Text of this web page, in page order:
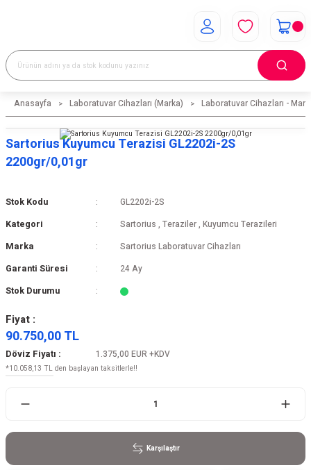
Anasayfa Laboratuvar Cihazları (Marka) Laboratuvar Cihazları -
Sartorius Kuyumcu Terazisi GL2202i-2S
2200gr/0,01gr
Stok Kodu GL2202i-2S
Kategori Sartorius , Teraziler , Kuyumcu Terazileri
Marka Sartorius Laboratuvar Cihazları
Garanti Süresi 24 Ay
Stok Durumu
Fiyat :
90.750,00 TL
Döviz Fiyatı : 1.375,00 EUR +KDV
*10.058,13 TL den başlayan taksitlerle!!
Karşılaştır